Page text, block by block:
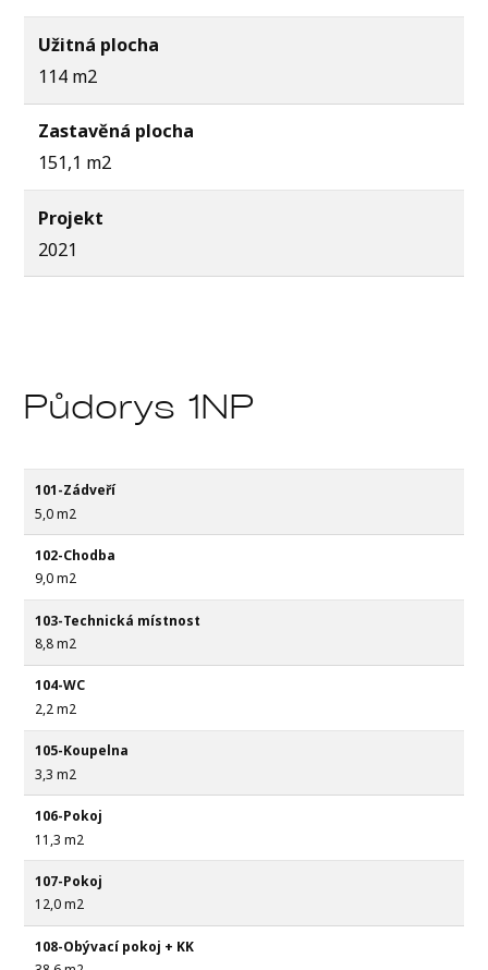
Užitná plocha
114 m2
Zastavěná plocha
151,1 m2
Projekt
2021
Půdorys 1NP
101-Zádveří
5,0 m2
102-Chodba
9,0 m2
103-Technická místnost
8,8 m2
104-WC
2,2 m2
105-Koupelna
3,3 m2
106-Pokoj
11,3 m2
107-Pokoj
12,0 m2
108-Obývací pokoj + KK